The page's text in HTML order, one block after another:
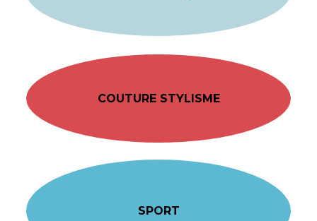
COUTURE STYLISME
SPORT